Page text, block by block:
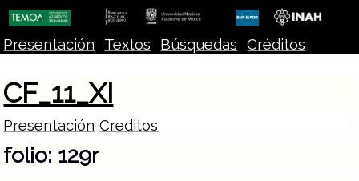
Presentación Textos Búsquedas Créditos
CF_11_XI
Presentación Creditos
folio: 129r